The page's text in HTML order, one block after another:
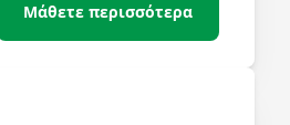
Μάθετε περισσότερα